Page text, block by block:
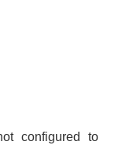
configured to